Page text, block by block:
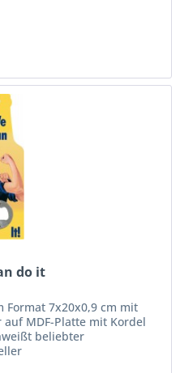
do it
Format 7x20x0,9 cm mit
MDF-Platte mit Kordel
beliebter